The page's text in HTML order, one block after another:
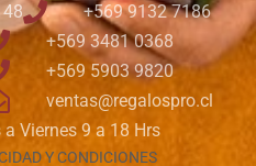
+569 9132 7186
+569 3481 0368
+569 5903 9820
ventas@regalospro.cl
Viernes 9 a 18 Hrs
Y CONDICIONES